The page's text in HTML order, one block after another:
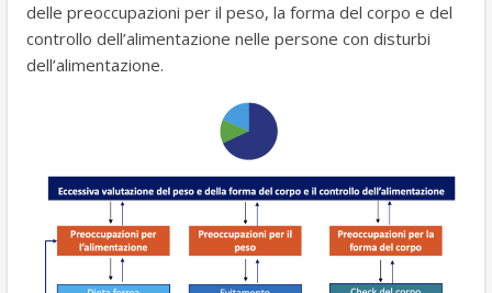
delle preoccupazioni per il peso, la forma del corpo e del
controllo dell’alimentazione nelle persone con disturbi
dell’alimentazione.